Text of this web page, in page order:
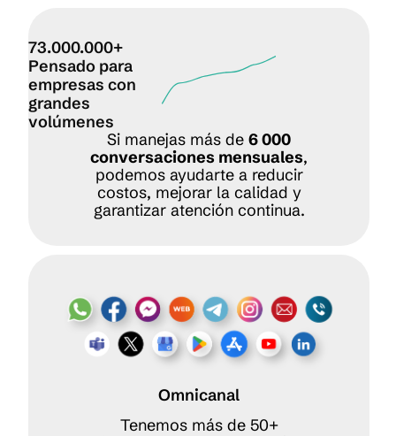
73.000.000+
Pensado para
empresas con
grandes
volúmenes
Si manejas más de 6 000
conversaciones mensuales,
podemos ayudarte a reducir
costos, mejorar la calidad y
garantizar atención continua.
Omnicanal
Tenemos más de 50+